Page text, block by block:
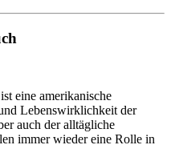
eine amerikanische
Lebenswirklichkeit der
auch der alltägliche
immer wieder eine Rolle in